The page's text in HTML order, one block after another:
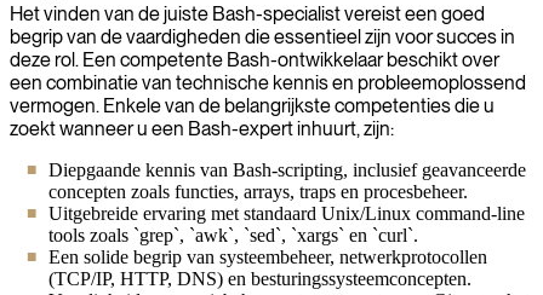
Het vinden van de juiste Bash-specialist vereist een goed
begrip van de vaardigheden die essentieel zijn voor succes in
deze rol. Een competente Bash-ontwikkelaar beschikt over
een combinatie van technische kennis en probleemoplossend
vermogen. Enkele van de belangrijkste competenties die u
zoekt wanneer u een Bash-expert inhuurt, zijn:
Diepgaande kennis van Bash-scripting, inclusief geavanceerde
concepten zoals functies, arrays, traps en procesbeheer.
Uitgebreide ervaring met standaard Unix/Linux command-line
tools zoals `grep`, `awk`, `sed`, `xargs` en `curl`.
Een solide begrip van systeembeheer, netwerkprotocollen
(TCP/IP, HTTP, DNS) en besturingssysteemconcepten.